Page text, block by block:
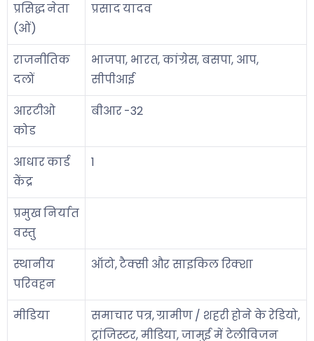
प्रसिद्ध नेता
(ओं)
प्रसाद यादव
राजनीतिक
दलों
भाजपा, भारत, कांग्रेस, बसपा, आप,
सीपीआई
आरटीओ
कोड
बीआर -32
आधार कार्ड
केंद्र
1
प्रमुख निर्यात
वस्तु
स्थानीय
परिवहन
ऑटो, टैक्सी और साइकिल रिक्शा
मीडिया
समाचार पत्र, ग्रामीण / शहरी होने के रेडियो,
ट्रांजिस्टर, मीडिया, जामुई में टेलीविजन